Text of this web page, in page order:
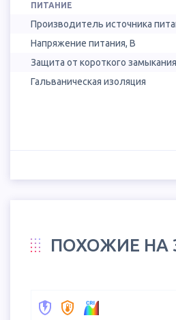
ПИТАНИЕ
Производитель источника
Напряжение питания, В
Защита от короткого замыкания
Гальваническая изоляция
ПОХОЖИЕ НА